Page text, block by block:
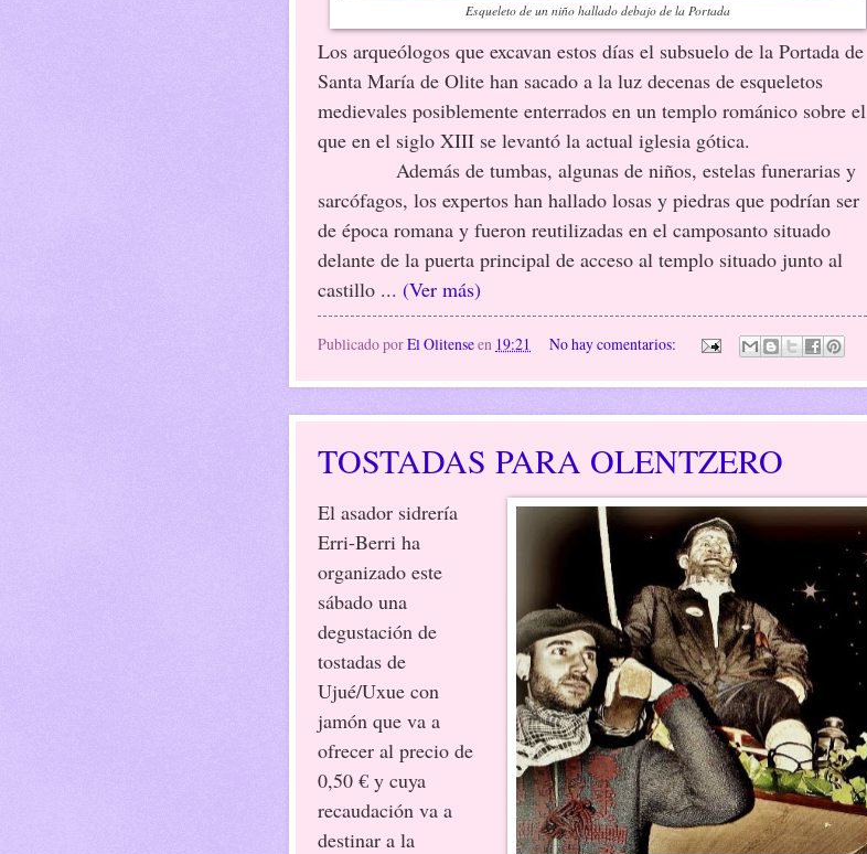
Esqueleto de un niño hallado debajo de la Portada
Los arqueólogos que excavan estos días el subsuelo de la Portada de
Santa María de Olite han sacado a la luz decenas de esqueletos
medievales posiblemente enterrados en un templo románico sobre el
que en el siglo XIII se levantó la actual iglesia gótica.
Además de tumbas, algunas de niños, estelas funerarias y
sarcófagos, los expertos han hallado losas y piedras que podrían ser
de época romana y fueron reutilizadas en el camposanto situado
delante de la puerta principal de acceso al templo situado junto al
castillo ... (Ver más)
Publicado porEl Olitenseen 19:21 No hay comentarios:
TOSTADAS PARA OLENTZERO
El asador sidrería
Erri-Berri ha
organizado este
sábado una
degustación de
tostadas de
Ujué/Uxue con
jamón que va a
ofrecer al precio de
0,50 € y cuya
recaudación va a
destinar a la